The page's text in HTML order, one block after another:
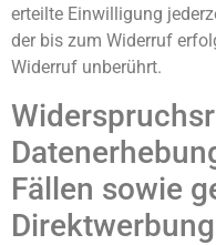
erteilte Einwilligung
der bis zum Widerruf
Widerruf unberührt.
Fällen sowie